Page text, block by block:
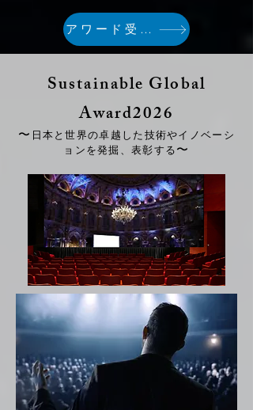
アワード受賞者一覧
Sustainable Global
Award2026
〜 日本と世界の卓越した技術やイノベーシ
ョンを発掘、表彰する〜